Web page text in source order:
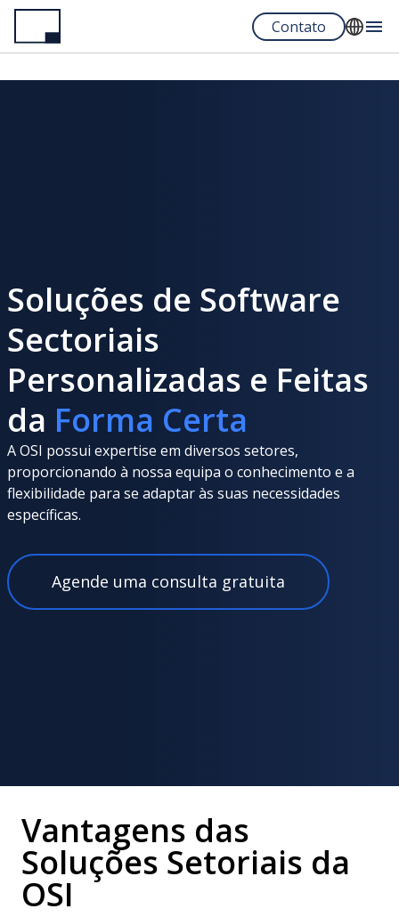
Pular
o
Contato
English
Soluções de Software
Sectoriais
Personalizadas e Feitas
da Forma Certa
A OSI possui expertise em diversos setores,
proporcionando à nossa equipa o conhecimento e a
flexibilidade para se adaptar às suas necessidades
específicas.
Agende uma consulta gratuita
Vantagens das
Soluções Setoriais da
OSI